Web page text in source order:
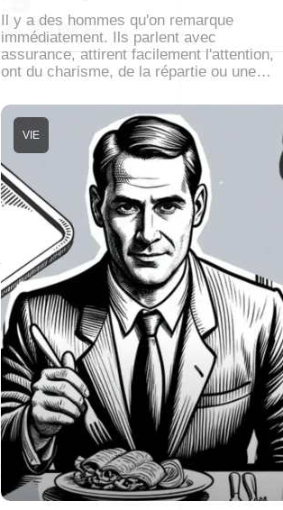
Il y a des hommes qu'on remarque
immédiatement. Ils parlent avec
assurance, attirent facilement l'attention,
ont du charisme, de la répartie ou une…
VIE